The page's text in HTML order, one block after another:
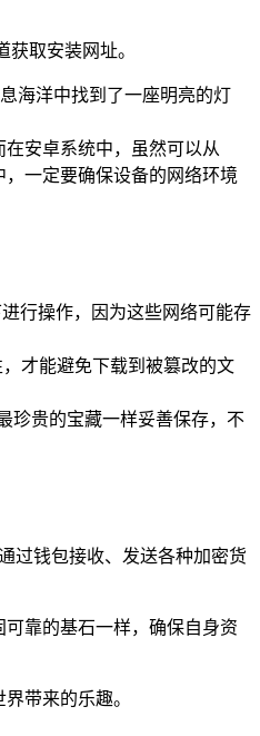
取安装网址。
海洋中找到了一座明亮的灯
在安卓系统中，虽然可以从
一定要确保设备的网络环境
行操作，因为这些网络可能存
才能避免下载到被篡改的文
珍贵的宝藏一样妥善保存，不
过钱包接收、发送各种加密货
靠的基石一样，确保自身资
带来的乐趣。